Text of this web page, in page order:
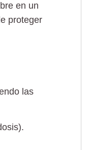
en un
proteger
las